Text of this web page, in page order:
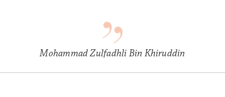
Mohammad Zulfadhli Bin Khiruddin